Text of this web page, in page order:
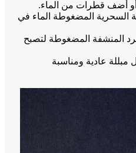
أو أضف قطرات من الماء.
السحرية المضغوطة الماء في
المنشفة المضغوطة لتصبح
مبللة عادية ومناسبة